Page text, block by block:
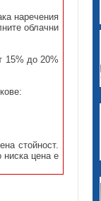
наречения
облачни
15% до 20%
стойност.
ниска цена е